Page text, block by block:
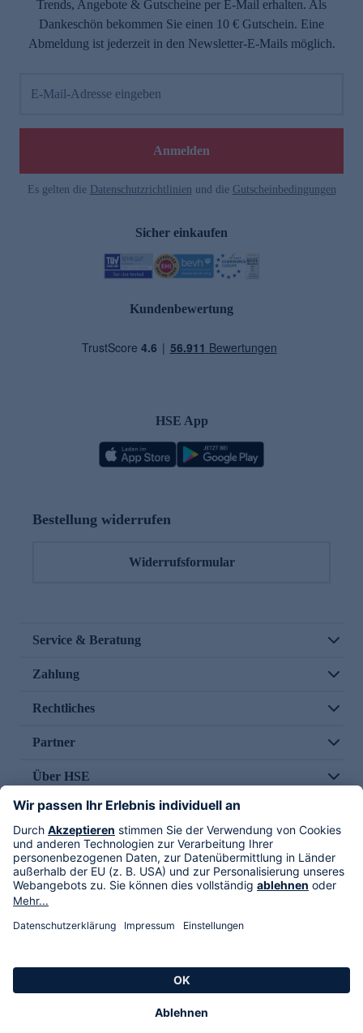
Trends, Angebote & Gutscheine per E-Mail erhalten. Als
Dankeschön bekommen Sie einen 10 € Gutschein. Eine
Abmeldung ist jederzeit in den Newsletter-E-Mails möglich.
E-Mail-Adresse eingeben
Anmelden
Es gelten die Datenschutzrichtlinien und die Gutscheinbedingungen
Sicher einkaufen
Kundenbewertung
HSE App
Bestellung widerrufen
Widerrufsformular
Service & Beratung
Zahlung
Rechtliches
Partner
Über HSE
Im TV
HSE International